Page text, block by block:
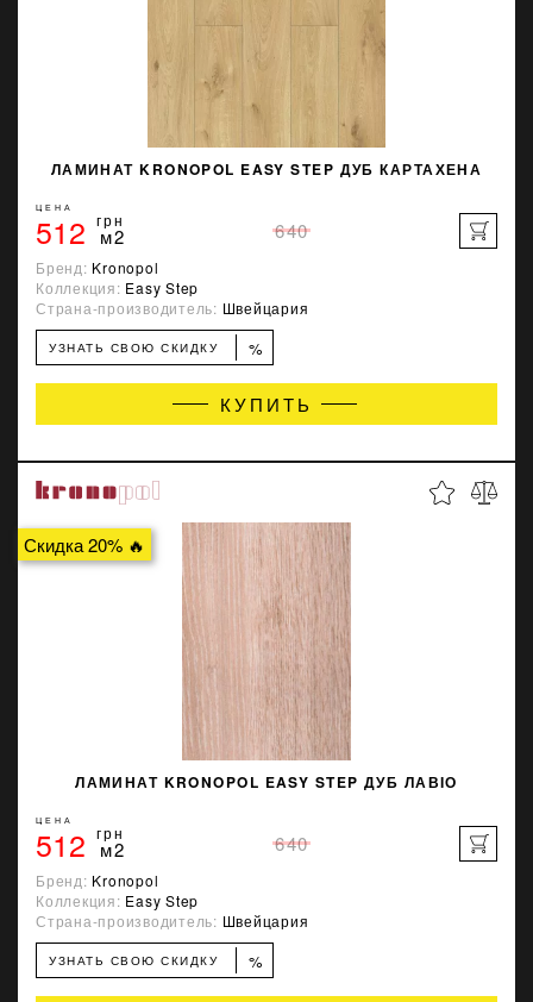
ЛАМИНАТ KRONOPOL EASY STEP ДУБ КАРТАХЕНА
ЦЕНА
512 грн
м2 640
Бренд: Kronopol
Коллекция: Easy Step
Страна-производитель: Швейцария
УЗНАТЬ СВОЮ СКИДКУ %
КУПИТЬ
Скидка 20% 🔥
ЛАМИНАТ KRONOPOL EASY STEP ДУБ ЛАВІО
ЦЕНА
512 грн
м2 640
Бренд: Kronopol
Коллекция: Easy Step
Страна-производитель: Швейцария
УЗНАТЬ СВОЮ СКИДКУ %